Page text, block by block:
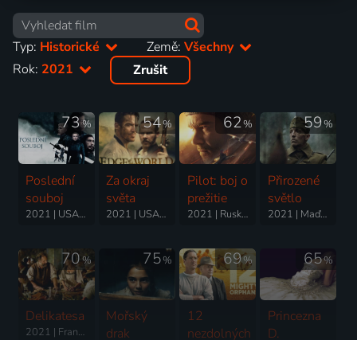
Typ: Historické Země:Všechny
Rok: 2021 Zrušit
73%
Poslední
souboj
2021 | USA | Drama, Historický
54%
Za okraj
světa
2021 | USA | Historický, Akční, Dobrodružný, Drama
62%
Pilot: boj o
prežitie
2021 | Rusko | Válečný, Drama, Historický, Životopisný
59%
Přirozené
světlo
2021 | Maďarsko, Francie, Lotyšsko, Německo | Drama, Historický, Válečný
70%
Delikatesa
2021 | Francie, Belgie | Komedie, Drama, Historický
75%
Mořský
drak
69%
12
nezdolných
65%
Princezna
D.